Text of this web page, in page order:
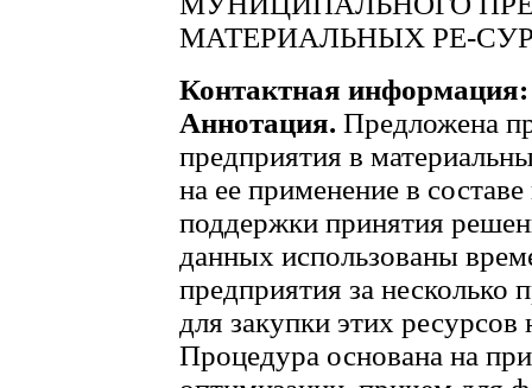
МАТЕРИАЛЬНЫХ РЕ-
Контактная информация:
Аннотация. Предложена
предприятия в
на ее применение в
поддержки принятия
данных использованы
предприятия за
для закупки этих
Процедура основана на